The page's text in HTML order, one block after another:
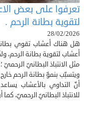
تعرفوا على بعض
لتقوية بطانة الرحم .
28/02/2026
هل هناك أعشاب تقوي
أعشاب لتقوية بطانة الرحم،
مثل الانتباذ البطانيّ
ويتسبّب بنموّ بطانة الرحم
أنّ التداوي بالأعشاب
للانتباذ البطانيّ الرحميّ،